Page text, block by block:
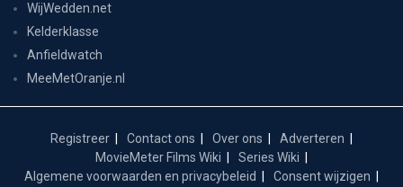
WijWedden.net
Kelderklasse
Anfieldwatch
MeeMetOranje.nl
Registreer Contact ons Over ons
Adverteren
MovieMeter Films Wiki
Series Wiki
Algemene voorwaarden en privacybeleid
Consent wijzigen